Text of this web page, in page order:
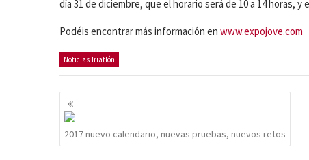
día 31 de diciembre, que el horario será de 10 a 14 horas, y
Podéis encontrar más información en www.expojove.com
Noticias Triatlón
Navegación
de
entradas
2017 nuevo calendario, nuevas pruebas, nuevos retos